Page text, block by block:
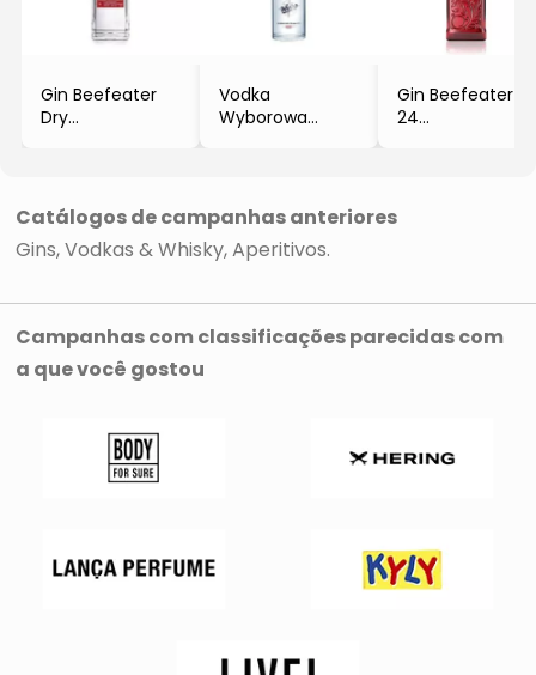
Gin Beefeater
Dry
Vodka
Wyborowa
Gin Beefeater
24
Catálogos de campanhas anteriores
Gins Vodkas & Whisky Aperitivos
Campanhas com classificações parecidas com
a que você gostou